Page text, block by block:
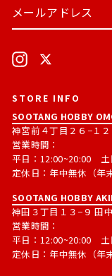
ー
レ
ス
読
Instagram
STORE INFO
SOOTANG HOBBY
神宮前４丁目２６−１
営業時間：
平日：12:00~20:00 土
定休日：年中無休（年
SOOTANG HOBBY
神田３丁目１３−９ 田
営業時間：
平日：12:00~20:00 土
定休日：年中無休（年